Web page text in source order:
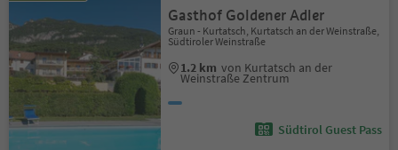
Gasthof Goldener Adler
Graun - Kurtatsch, Kurtatsch an der Weinstraße,
Südtiroler Weinstraße
1.2 km von Kurtatsch an der
Weinstraße Zentrum
Südtirol Guest Pass